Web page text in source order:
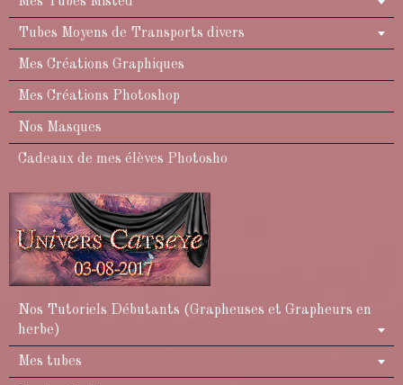
Tubes Moyens de Transports divers
Mes Créations Graphiques
Mes Créations Photoshop
Nos Masques
Cadeaux de mes élèves Photosho
Nos Tutoriels Débutants (Grapheuses et Grapheurs en
herbe)
Mes tubes